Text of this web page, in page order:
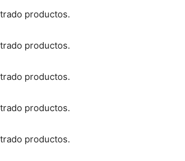
productos.
productos.
productos.
productos.
productos.